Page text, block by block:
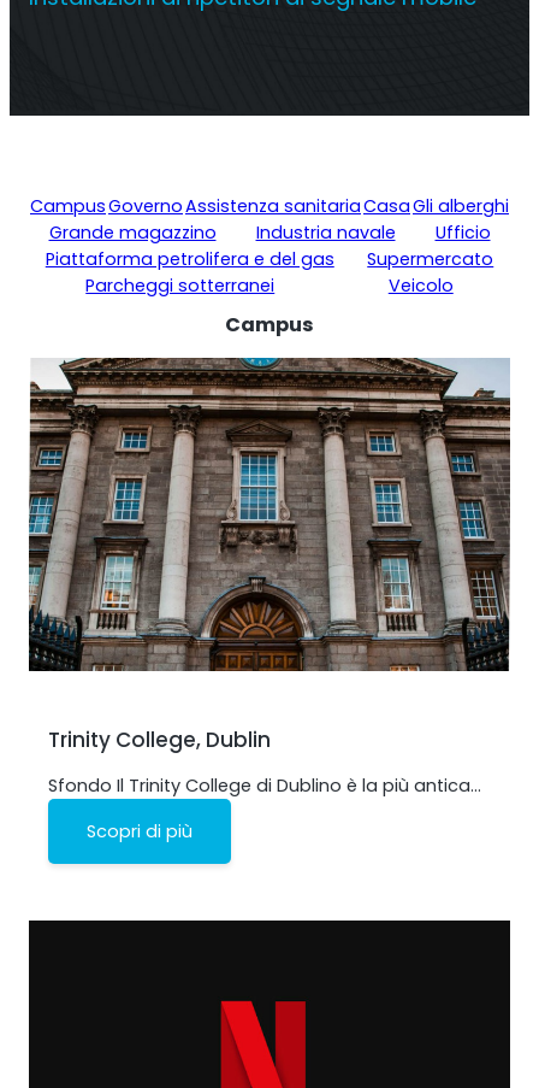
Ripetitore OS6
Operatore singolo. Ripetitore commerciale
CampusGovernoAssistenza sanitariaCasaGli alberghi
Grande magazzino
Industria navale
Ufficio
Piattaforma petrolifera e del gas
Supermercato
Parcheggi sotterranei
Veicolo
Campus
Trinity College, Dublin
Sfondo Il Trinity College di Dublino è la più antica…
Scopri di più